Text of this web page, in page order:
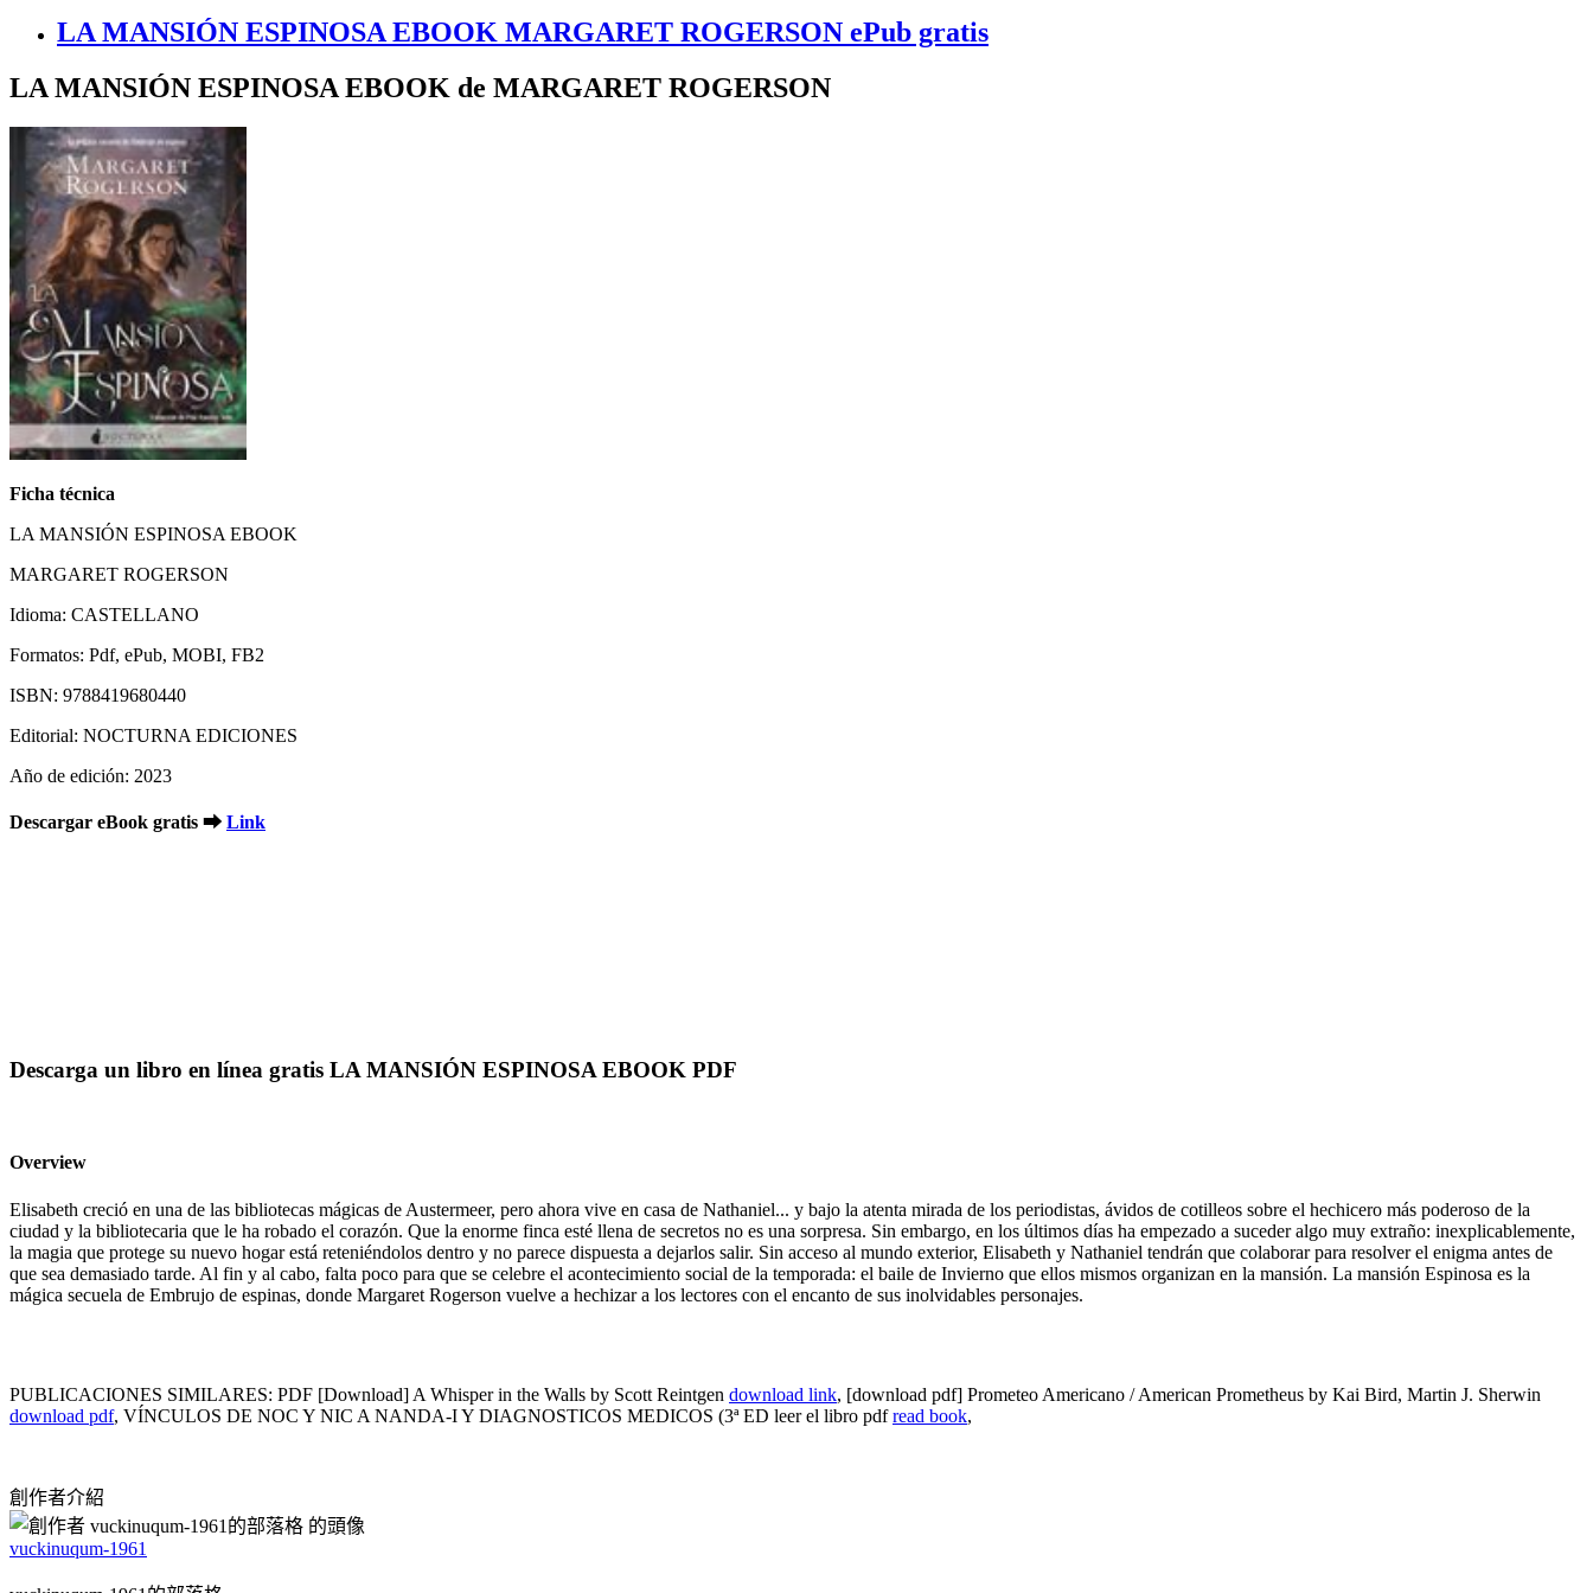
LA MANSIÓN ESPINOSA EBOOK MARGARET ROGERSON ePub gratis
LA MANSIÓN ESPINOSA EBOOK de MARGARET ROGERSON
Ficha técnica
LA MANSIÓN ESPINOSA EBOOK
MARGARET ROGERSON
Idioma: CASTELLANO
Formatos: Pdf, ePub, MOBI, FB2
ISBN: 9788419680440
Editorial: NOCTURNA EDICIONES
Año de edición: 2023
Descargar eBook gratis ➡ Link
Descarga un libro en línea gratis LA MANSIÓN ESPINOSA EBOOK PDF
Overview
Elisabeth creció en una de las bibliotecas mágicas de Austermeer, pero ahora vive en casa de Nathaniel... y bajo la atenta mirada de los periodistas, ávidos de cotilleos sobre el hechicero más poderoso de la
ciudad y la bibliotecaria que le ha robado el corazón. Que la enorme finca esté llena de secretos no es una sorpresa. Sin embargo, en los últimos días ha empezado a suceder algo muy extraño: inexplicablemente,
la magia que protege su nuevo hogar está reteniéndolos dentro y no parece dispuesta a dejarlos salir. Sin acceso al mundo exterior, Elisabeth y Nathaniel tendrán que colaborar para resolver el enigma antes de
que sea demasiado tarde. Al fin y al cabo, falta poco para que se celebre el acontecimiento social de la temporada: el baile de Invierno que ellos mismos organizan en la mansión. La mansión Espinosa es la
mágica secuela de Embrujo de espinas, donde Margaret Rogerson vuelve a hechizar a los lectores con el encanto de sus inolvidables personajes.
PUBLICACIONES SIMILARES: PDF [Download] A Whisper in the Walls by Scott Reintgen download link, [download pdf] Prometeo Americano / American Prometheus by Kai Bird, Martin J. Sherwin
download pdf, VÍNCULOS DE NOC Y NIC A NANDA-I Y DIAGNOSTICOS MEDICOS (3ª ED leer el libro pdfread book,
創作者介紹
vuckinuqum-1961